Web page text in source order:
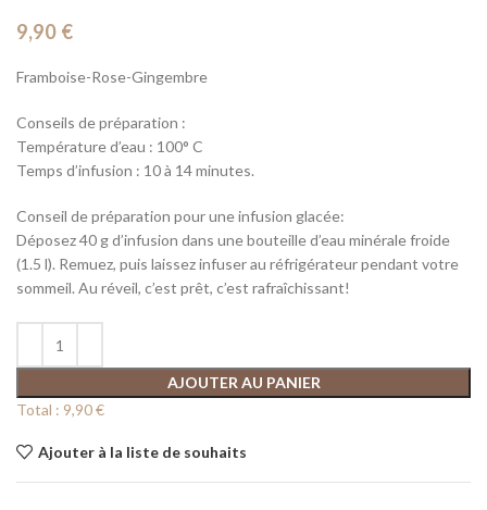
9,90 €
Framboise-Rose-Gingembre
Conseils de préparation :
Température d’eau : 100° C
Temps d’infusion : 10 à 14 minutes.
Conseil de préparation pour une infusion glacée:
Déposez 40 g d’infusion dans une bouteille d’eau minérale froide
(1.5 l). Remuez, puis laissez infuser au réfrigérateur pendant votre
sommeil. Au réveil, c’est prêt, c’est rafraîchissant!
AJOUTER AU PANIER
Total : 9,90 €
Ajouter à la liste de souhaits